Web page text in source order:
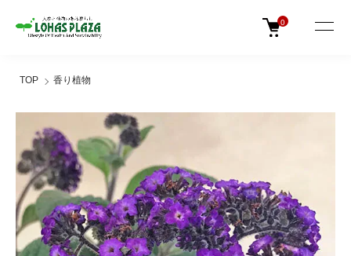
0
TOP 香り植物